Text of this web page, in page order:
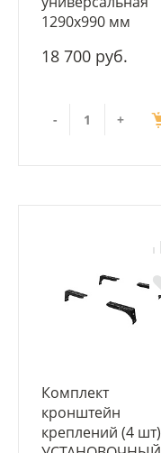
1290х990 мм
18 700 руб.
- +
Комплект
кронштейн
креплений (4 шт)